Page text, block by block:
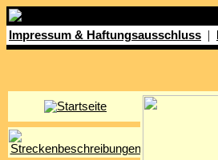
Impressum & Haftungsausschluss |